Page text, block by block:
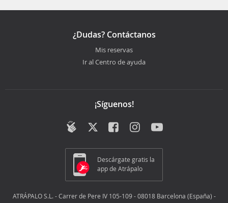
¿Dudas? Contáctanos
Mis reservas
Ir al Centro de ayuda
¡Síguenos!
Descárgate gratis la
app de Atrápalo
ATRÁPALO S.L. - Carrer de Pere IV 105-109 - 08018 Barcelona (España) -